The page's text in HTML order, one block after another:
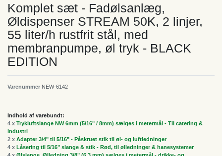
Komplet sæt - Fadølsanlæg,
Øldispenser STREAM 50K, 2 linjer,
55 liter/h rustfrit stål, med
membranpumpe, øl tryk - BLACK
EDITION
Varenummer NEW-6142
Indhold af varebundt:
4 x Trykluftslange NW 6mm (5/16" / 8mm) sælges i metermål - Til catering &
industri
2 x Adapter 3/4" til 5/16" - Påskruet stik til øl- og luftledninger
4 x Låsering til 5/16" slange & stik - Rød, til ølledninger & hanesystemer